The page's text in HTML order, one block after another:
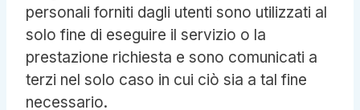
personali forniti dagli utenti sono utilizzati al
solo fine di eseguire il servizio o la
prestazione richiesta e sono comunicati a
terzi nel solo caso in cui ciò sia a tal fine
necessario.